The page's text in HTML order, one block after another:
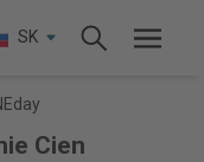
SK
Cien